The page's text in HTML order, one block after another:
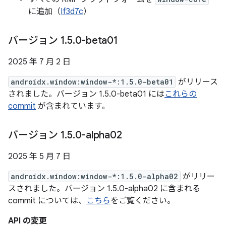
に追加（If3d7c）
バージョン 1.5.0-beta01
2025 年 7 月 2 日
androidx.window:window-*:1.5.0-beta01
がリリース
されました。バージョン 1.5.0-beta01 にはこれらの
commit が含まれています。
バージョン 1.5.0-alpha02
2025 年 5 月 7 日
androidx.window:window-*:1.5.0-alpha02 がリリー
スされました。バージョン 1.5.0-alpha02 に含まれる
commit については、 こちらをご覧ください。
API の変更